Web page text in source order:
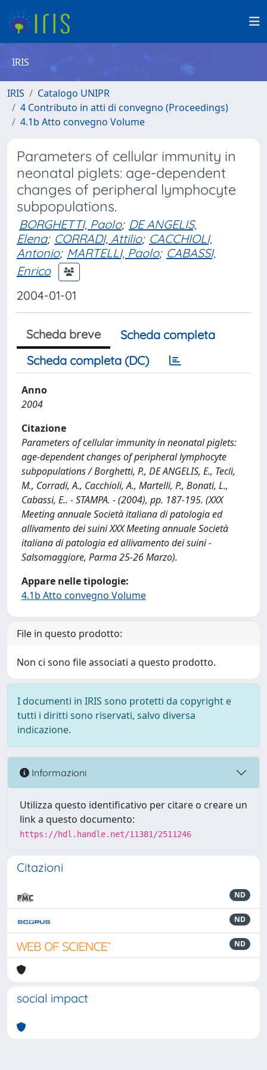
IRIS
IRIS
Catalogo UNIPR
4 Contributo in atti di convegno (Proceedings)
4.1b Atto convegno Volume
Parameters of cellular immunity in
neonatal piglets: age-dependent
changes of peripheral lymphocyte
subpopulations.
BORGHETTI, Paolo; DE ANGELIS,
Elena; CORRADI, Attilio; CACCHIOLI,
Antonio; MARTELLI, Paolo; CABASSI,
Enrico
2004-01-01
Scheda breve
Scheda completa
Scheda completa (DC)
Anno
2004
Citazione
Parameters of cellular immunity in neonatal piglets:
age-dependent changes of peripheral lymphocyte
subpopulations / Borghetti, P., DE ANGELIS, E., Tecli,
M., Corradi, A., Cacchioli, A., Martelli, P., Bonati, L.,
Cabassi, E.. - STAMPA. - (2004), pp. 187-195. (XXX
Meeting annuale Società italiana di patologia ed
allivamento dei suini XXX Meeting annuale Società
italiana di patologia ed allivamento dei suini -
Salsomaggiore, Parma 25-26 Marzo).
Appare nelle tipologie:
4.1b Atto convegno Volume
File in questo prodotto:
Non ci sono file associati a questo prodotto.
I documenti in IRIS sono protetti da copyright e
tutti i diritti sono riservati, salvo diversa
indicazione.
Informazioni
Utilizza questo identificativo per citare o creare un
link a questo documento:
https://hdl.handle.net/11381/2511246
Citazioni
ND
ND
ND
social impact